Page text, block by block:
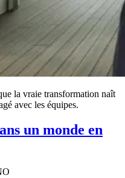
la vraie transformation naît
avec les équipes.
un monde en